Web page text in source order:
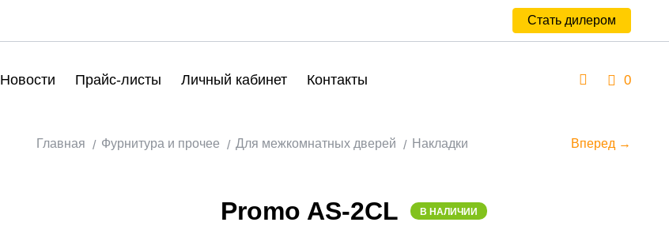
Стать дилером
Новости Прайс-листы Личный кабинет Контакты 0
Главная Фурнитура и прочее Для межкомнатных дверей Накладки Вперед →
Promo AS-2CL В НАЛИЧИИ